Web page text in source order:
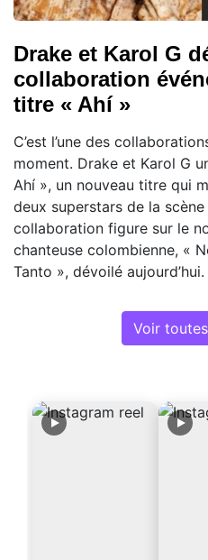
Drake et Karol G
collaboration
titre « Ahí »
C’est l’une des
moment. Drake et Karol G
Ahí », un nouveau titre qui
deux superstars de la
collaboration figure sur le
chanteuse colombienne, «
Tanto », dévoilé aujourd’hui.
Voir